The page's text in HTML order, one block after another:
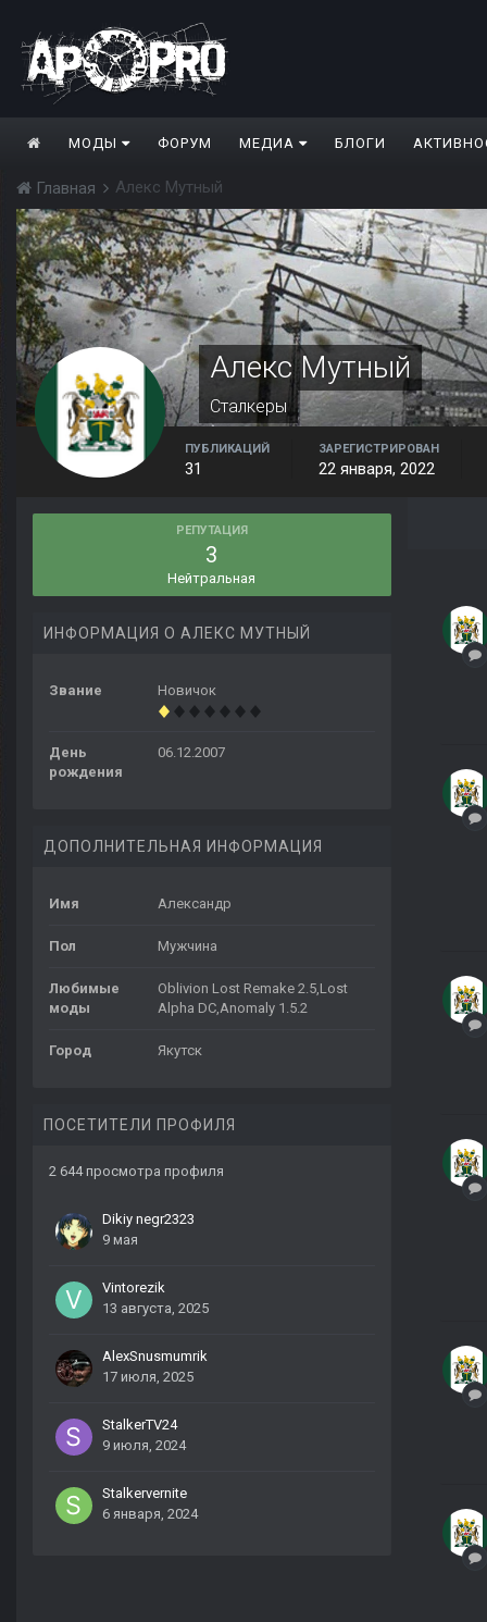
МОДЫ ФОРУМ МЕДИА БЛОГИ
Главная Алекс Мутный
Алекс Мутный
Сталкеры
ПУБЛИКАЦИЙ
31
ЗАРЕГИСТРИРОВАН
22 января, 2022
РЕПУТАЦИЯ
3
Нейтральная
ИНФОРМАЦИЯ О АЛЕКС МУТНЫЙ
Звание Новичок
День
рождения
06.12.2007
ДОПОЛНИТЕЛЬНАЯ ИНФОРМАЦИЯ
Имя Александр
Пол Мужчина
Любимые
моды
Oblivion Lost Remake 2.5,Lost
Alpha DC,Anomaly 1.5.2
Город Якутск
ПОСЕТИТЕЛИ ПРОФИЛЯ
2 644 просмотра профиля
Dikiy negr2323
9 мая
Vintorezik
13 августа, 2025
AlexSnusmumrik
17 июля, 2025
StalkerTV24
9 июля, 2024
Stalkervernite
6 января, 2024